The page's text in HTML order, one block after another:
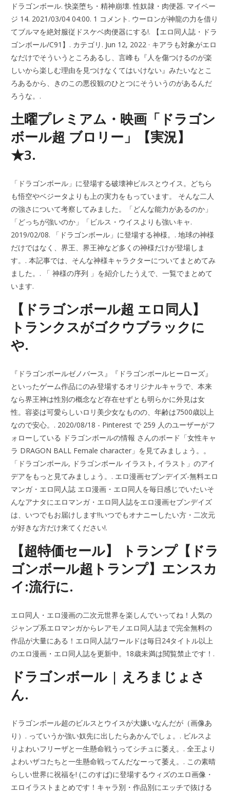
ドラゴンボール. 快楽堕ち・精神崩壊. 性奴隷・肉便器. マイペー
ジ 14. 2021/03/04 04:00. 1 コメント. ウーロンが神龍の力を借り
てブルマを絶対服従ドスケベ肉便器にする!. 【エロ同人誌・ドラ
ゴンボール/C91】. カテゴリ. Jun 12, 2022 · キアラも対象がエロ
なだけでそういうところあるし、言峰も『人を傷つけるのが楽
しいから楽しむ理由を見つけなくてはいけない』みたいなとこ
ろあるから、きのこの悪役観のひとつにそういうのがあるんだ
ろうな。.
土曜プレミアム・映画「ドラゴン
ボール超 ブロリー」【実況】
★3.
「ドラゴンボール」に登場する破壊神ビルスとウイス。どちら
も悟空やベジータよりも上の実力をもっています。 そんな二人
の強さについて考察してみました。「どんな能力があるのか」
「どっちが強いのか」「ビルス・ウイスよりも強いキャ.
2019/02/08. 「ドラゴンボール」に登場する神様。. 地球の神様
だけではなく、界王、界王神など多くの神様だけが登場しま
す。. 本記事では、そんな神様キャラクターについてまとめてみ
ました。. 「 神様の序列 」を紹介したうえで、一覧でまとめて
います.
【ドラゴンボール超 エロ同人】
トランクスがゴクウブラックに
や.
『ドラゴンボールゼノバース』『ドラゴンボールヒーローズ』
といったゲーム作品にのみ登場するオリジナルキャラで、本来
なら界王神は性別の概念など存在せずとも明らかに外見は女
性。容姿は可愛らしいロリ美少女なものの、年齢は7500歳以上
なので安心。. 2020/08/18 - Pinterest で 259 人のユーザーがフ
ォローしている ドラゴンボールの情報 さんのボード「女性キャ
ラ DRAGON BALL Female character」を見てみましょう。。
「ドラゴンボール, ドラゴンボール イラスト, イラスト」のアイ
デアをもっと見てみましょう。. エロ漫画セブンデイズ-無料エロ
マンガ・エロ同人誌 エロ漫画・エロ同人を毎日感じでいたいそ
んなアナタにエロマンガ・エロ同人誌をエロ漫画セブンデイズ
は、いつでもお届けします!!いつでもオナニーしたい方・二次元
が好きな方だけ来てください!.
【超特価セール】 トランプ【ドラ
ゴンボール超トランプ】エンスカ
イ:流行に.
エロ同人・エロ漫画の二次元世界を楽しんでいってね！人気の
ジャンプ系エロマンガからレアモノエロ同人誌まで完全無料の
作品が大量にある！エロ同人誌ワールドは毎日24タイトル以上
のエロ漫画・エロ同人誌を更新中。18歳未満は閲覧禁止です！.
ドラゴンボール | えろまじょさ
ん.
ドラゴンボール超のビルスとウイスが大嫌いなんだが（画像あ
り）. っていうか強い奴先に出したらあかんでしょ。. ビルスよ
りよわいフリーザと一生懸命戦うってシチュに萎え。. 全王より
よわいザコたちと一生懸命戦ってんだなーって萎え。. この素晴
らしい世界に祝福を! (このすば)に登場するウィズのエロ画像・
エロイラストまとめです！キャラ別・作品別にエッチで抜ける